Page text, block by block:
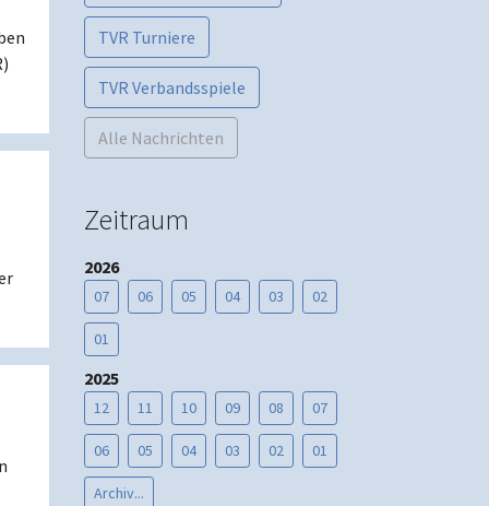
TVR Turniere
TVR Verbandsspiele
Alle Nachrichten
Zeitraum
2026
07 06 05 04 03 02
01
2025
12 11 10 09 08 07
06 05 04 03 02 01
Archiv...